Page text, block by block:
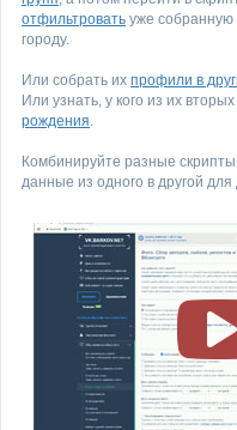
отфильтровать уже собранную
городу.
Или собрать их профили в
Или узнать, у кого из их
рождения.
Комбинируйте разные
данные из одного в другой